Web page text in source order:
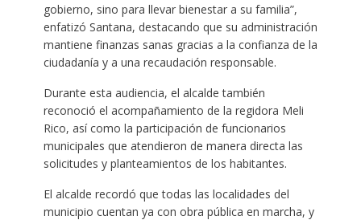
gobierno, sino para llevar bienestar a su familia”,
enfatizó Santana, destacando que su administración
mantiene finanzas sanas gracias a la confianza de la
ciudadanía y a una recaudación responsable.
Durante esta audiencia, el alcalde también
reconoció el acompañamiento de la regidora Meli
Rico, así como la participación de funcionarios
municipales que atendieron de manera directa las
solicitudes y planteamientos de los habitantes.
El alcalde recordó que todas las localidades del
municipio cuentan ya con obra pública en marcha, y